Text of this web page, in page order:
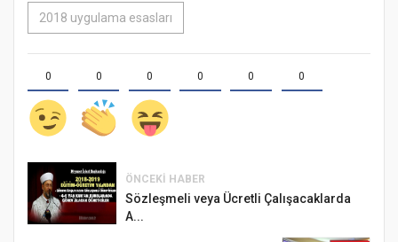
2018 uygulama esasları
0 0 0 0 0 0
ÖNCEKI HABER
Sözleşmeli veya Ücretli Çalışacaklarda
A...